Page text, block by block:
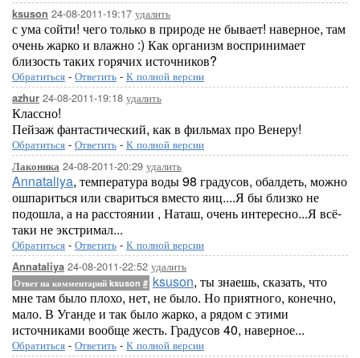
ksuson 24-08-2011-19:17 удалить
с ума сойти! чего только в природе не бывает! наверное, там
очень жарко и влажно :) Как организм воспринимает
близость таких горячих источников?
Обратиться - Ответить - К полной версии
azhur 24-08-2011-19:18 удалить
Классно!
Пейзаж фантастический, как в фильмах про Венеру!
Обратиться - Ответить - К полной версии
Лаконика 24-08-2011-20:29 удалить
Annataliya, температура воды 98 градусов, обалдеть, можно
ошпариться или свариться вместо яиц....Я бы близко не
подошла, а на расстоянии , Наташ, очень интересно...Я всё-
таки не экстримал...
Обратиться - Ответить - К полной версии
Annataliya 24-08-2011-22:52 удалить
Ответ на комментарий ksuson # ksuson, ты знаешь, сказать, что
мне там было плохо, нет, не было. Но приятного, конечно,
мало. В Уганде и так было жарко, а рядом с этими
источниками вообще жесть. Градусов 40, наверное...
Обратиться - Ответить - К полной версии